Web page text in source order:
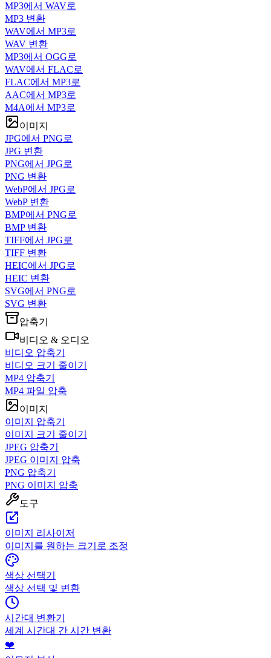
MP3에서 WAV로
MP3 변환
WAV에서 MP3로
WAV 변환
MP3에서 OGG로
WAV에서 FLAC로
FLAC에서 MP3로
AAC에서 MP3로
M4A에서 MP3로
이미지
JPG에서 PNG로
JPG 변환
PNG에서 JPG로
PNG 변환
WebP에서 JPG로
WebP 변환
BMP에서 PNG로
BMP 변환
TIFF에서 JPG로
TIFF 변환
HEIC에서 JPG로
HEIC 변환
SVG에서 PNG로
SVG 변환
압축기
비디오 & 오디오
비디오 압축기
비디오 크기 줄이기
MP4 압축기
MP4 파일 압축
이미지
이미지 압축기
이미지 크기 줄이기
JPEG 압축기
JPEG 이미지 압축
PNG 압축기
PNG 이미지 압축
도구
이미지 리사이저
이미지를 원하는 크기로 조정
색상 선택기
색상 선택 및 변환
시간대 변환기
세계 시간대 간 시간 변환
❤️